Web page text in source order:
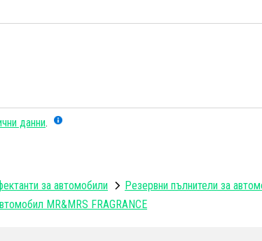
данни.
за автомобили
Резервни пълнители за
MR&MRS FRAGRANCE